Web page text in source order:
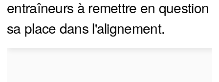
entraîneurs à remettre en question
sa place dans l'alignement.